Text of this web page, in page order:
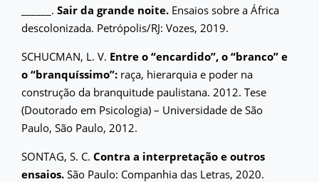
______. Sair da grande noite. Ensaios sobre a África
descolonizada. Petrópolis/RJ: Vozes, 2019.
SCHUCMAN, L. V. Entre o “encardido”, o “branco” e
o “branquíssimo”: raça, hierarquia e poder na
construção da branquitude paulistana. 2012. Tese
(Doutorado em Psicologia) – Universidade de São
Paulo, São Paulo, 2012.
SONTAG, S. C. Contra a interpretação e outros
ensaios. São Paulo: Companhia das Letras, 2020.